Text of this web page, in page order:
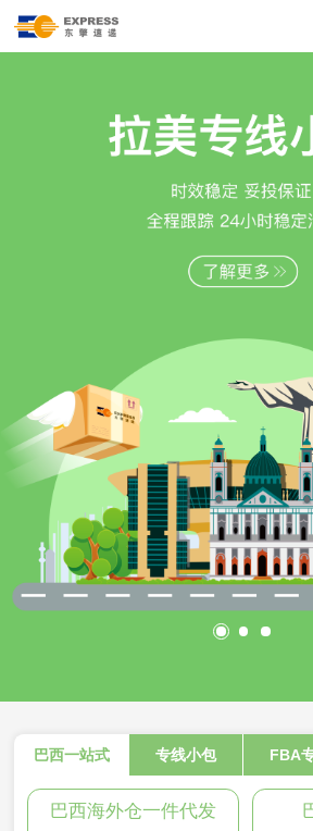
巴西一站式 专线小包 FBA
巴西海外仓一件代发